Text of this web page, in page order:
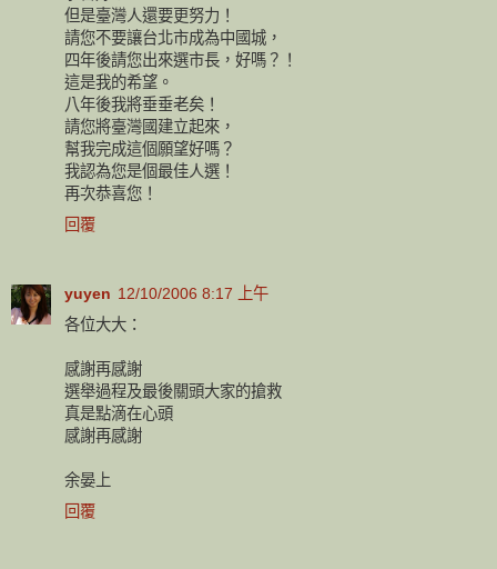
但是臺灣人還要更努力！
請您不要讓台北市成為中國城，
四年後請您出來選市長，好嗎？！
這是我的希望。
八年後我將垂垂老矣！
請您將臺灣國建立起來，
幫我完成這個願望好嗎？
我認為您是個最佳人選！
再次恭喜您！
回覆
yuyen 12/10/2006 8:17 上午
各位大大：
感謝再感謝
選舉過程及最後關頭大家的搶救
真是點滴在心頭
感謝再感謝
余晏上
回覆